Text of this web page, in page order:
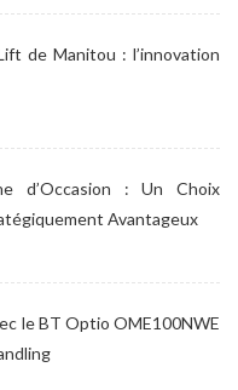
de Manitou : l’innovation
d’Occasion : Un Choix
Avantageux
le BT Optio OME100NWE